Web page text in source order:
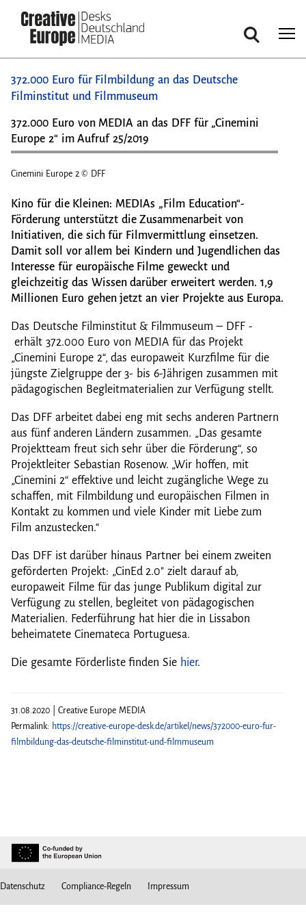
zum
Inhalt
Suche
372.000 Euro für Filmbildung an das Deutsche
Filminstitut und Filmmuseum
372.000 Euro von MEDIA an das DFF für „Cinemini
Europe 2“ im Aufruf 25/2019
Cinemini Europe 2 © DFF
Kino für die Kleinen: MEDIAs „Film Education“-
Förderung unterstützt die Zusammenarbeit von
Initiativen, die sich für Filmvermittlung einsetzen.
Damit soll vor allem bei Kindern und Jugendlichen das
Interesse für europäische Filme geweckt und
gleichzeitig das Wissen darüber erweitert werden. 1,9
Millionen Euro gehen jetzt an vier Projekte aus Europa.
Das Deutsche Filminstitut & Filmmuseum – DFF -
erhält 372.000 Euro von MEDIA für das Projekt
„Cinemini Europe 2“, das europaweit Kurzfilme für die
jüngste Zielgruppe der 3- bis 6-Jährigen zusammen mit
pädagogischen Begleitmaterialien zur Verfügung stellt.
Das DFF arbeitet dabei eng mit sechs anderen Partnern
aus fünf anderen Ländern zusammen. „Das gesamte
Projektteam freut sich sehr über die Förderung“, so
Projektleiter Sebastian Rosenow. „Wir hoffen, mit
„Cinemini 2“ effektive und leicht zugängliche Wege zu
schaffen, mit Filmbildung und europäischen Filmen in
Kontakt zu kommen und viele Kinder mit Liebe zum
Film anzustecken.“
Das DFF ist darüber hinaus Partner bei einem zweiten
geförderten Projekt: „CinEd 2.0" zielt darauf ab,
europaweit Filme für das junge Publikum digital zur
Verfügung zu stellen, begleitet von pädagogischen
Materialien. Federführung hat hier die in Lissabon
beheimatete Cinemateca Portuguesa.
Die gesamte Förderliste finden Sie hier.
31.08.2020 | Creative Europe MEDIA
Permalink: https://creative-europe-desk.de/artikel/news/372000-euro-fur-
filmbildung-das-deutsche-filminstitut-und-filmmuseum
Datenschutz Compliance-Regeln Impressum